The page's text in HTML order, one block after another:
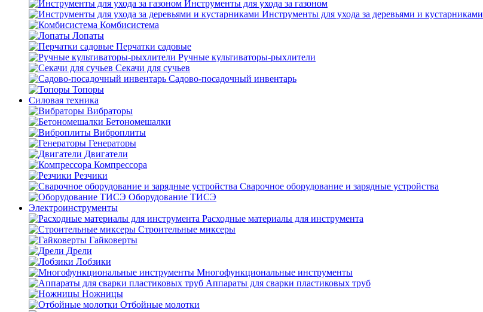
Инструменты для ухода за газоном
Инструменты для ухода за деревьями и кустарниками
Комбисистема
Лопаты
Перчатки садовые
Ручные культиваторы-рыхлители
Секачи для сучьев
Садово-посадочный инвентарь
Топоры
Силовая техника
Вибраторы
Бетономешалки
Виброплиты
Генераторы
Двигатели
Компрессора
Резчики
Сварочное оборудование и зарядные устройства
Оборудование ТИСЭ
Электроинструменты
Расходные материалы для инструмента
Строительные миксеры
Гайковерты
Дрели
Лобзики
Многофункциональные инструменты
Аппараты для сварки пластиковых труб
Ножницы
Отбойные молотки